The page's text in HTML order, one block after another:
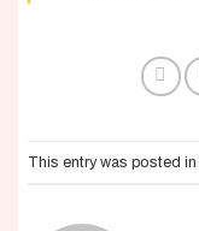
This entry was posted in